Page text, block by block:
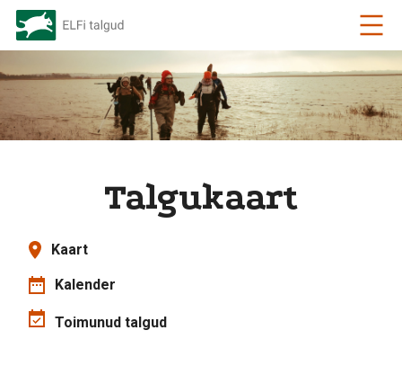
Talgukaart
Kaart
Kalender
Toimunud talgud